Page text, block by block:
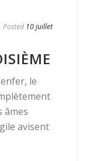
Posted 10 juillet
le
âmes
avisent